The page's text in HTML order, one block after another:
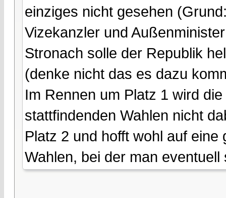
einziges nicht gesehen
Vizekanzler und
Stronach solle der Republik
(denke nicht das es dazu
Im Rennen um Platz 1 wird
stattfindenden Wahlen nicht
Platz 2 und hofft wohl auf
Wahlen, bei der man